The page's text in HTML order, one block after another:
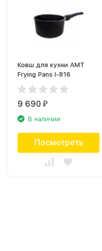
Ковш для кухни AMT
Frying Pans I-816
9 690₽
В наличии
Посмотреть